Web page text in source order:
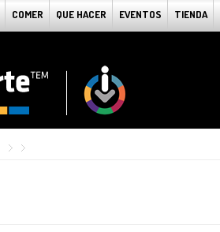
COMER QUE HACER EVENTOS TIENDA